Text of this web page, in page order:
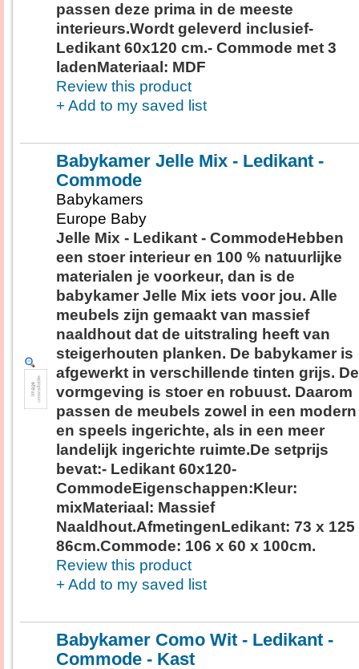
passen deze prima in de meeste
interieurs.Wordt geleverd inclusief-
Ledikant 60x120 cm.- Commode met 3
ladenMateriaal: MDF
Review this product
+ Add to my saved list
Babykamer Jelle Mix - Ledikant -
Commode
Babykamers
Europe Baby
Jelle Mix - Ledikant - CommodeHebben
een stoer interieur en 100 % natuurlijke
materialen je voorkeur, dan is de
babykamer Jelle Mix iets voor jou. Alle
meubels zijn gemaakt van massief
naaldhout dat de uitstraling heeft van
steigerhouten planken. De babykamer is
afgewerkt in verschillende tinten grijs. De
vormgeving is stoer en robuust. Daarom
passen de meubels zowel in een modern
en speels ingerichte, als in een meer
landelijk ingerichte ruimte.De setprijs
bevat:- Ledikant 60x120-
CommodeEigenschappen:Kleur:
mixMateriaal: Massief
Naaldhout.AfmetingenLedikant: 73 x 125
86cm.Commode: 106 x 60 x 100cm.
Review this product
+ Add to my saved list
Babykamer Como Wit - Ledikant -
Commode - Kast